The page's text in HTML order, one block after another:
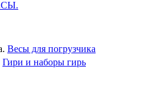
Весы для погрузчика
Гири и наборы гирь